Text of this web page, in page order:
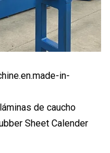
in-
de caucho